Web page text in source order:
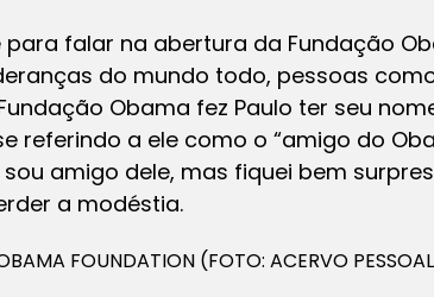
falar na abertura da Fundação
do mundo todo, pessoas
Obama fez Paulo ter seu
referindo a ele como o “amigo do
amigo dele, mas fiquei bem
a modéstia.
FOUNDATION (FOTO: ACERVO